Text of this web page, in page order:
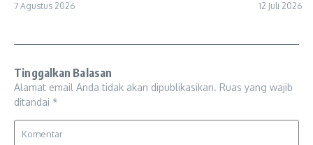
7 Agustus 2026 12 Juli 2026
Tinggalkan Balasan
Alamat email Anda tidak akan dipublikasikan. Ruas yang wajib
ditandai *